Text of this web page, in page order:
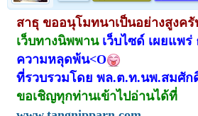
สาธุ ขออนุโมทนาเป็นอย่างสูงครั
เว็บทางนิพพาน เว็บไซด์ เผยแพ
ความหลุดพ้น<O
ที่รวบรวมโดย พล.ต.ท.นพ.สมศัก
ขอเชิญทุกท่านเข้าไปอ่านได้ที่